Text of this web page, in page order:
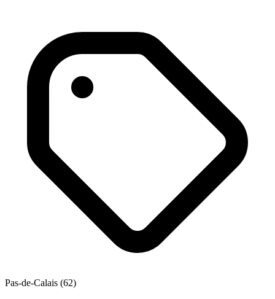
Pas-de-Calais (62)